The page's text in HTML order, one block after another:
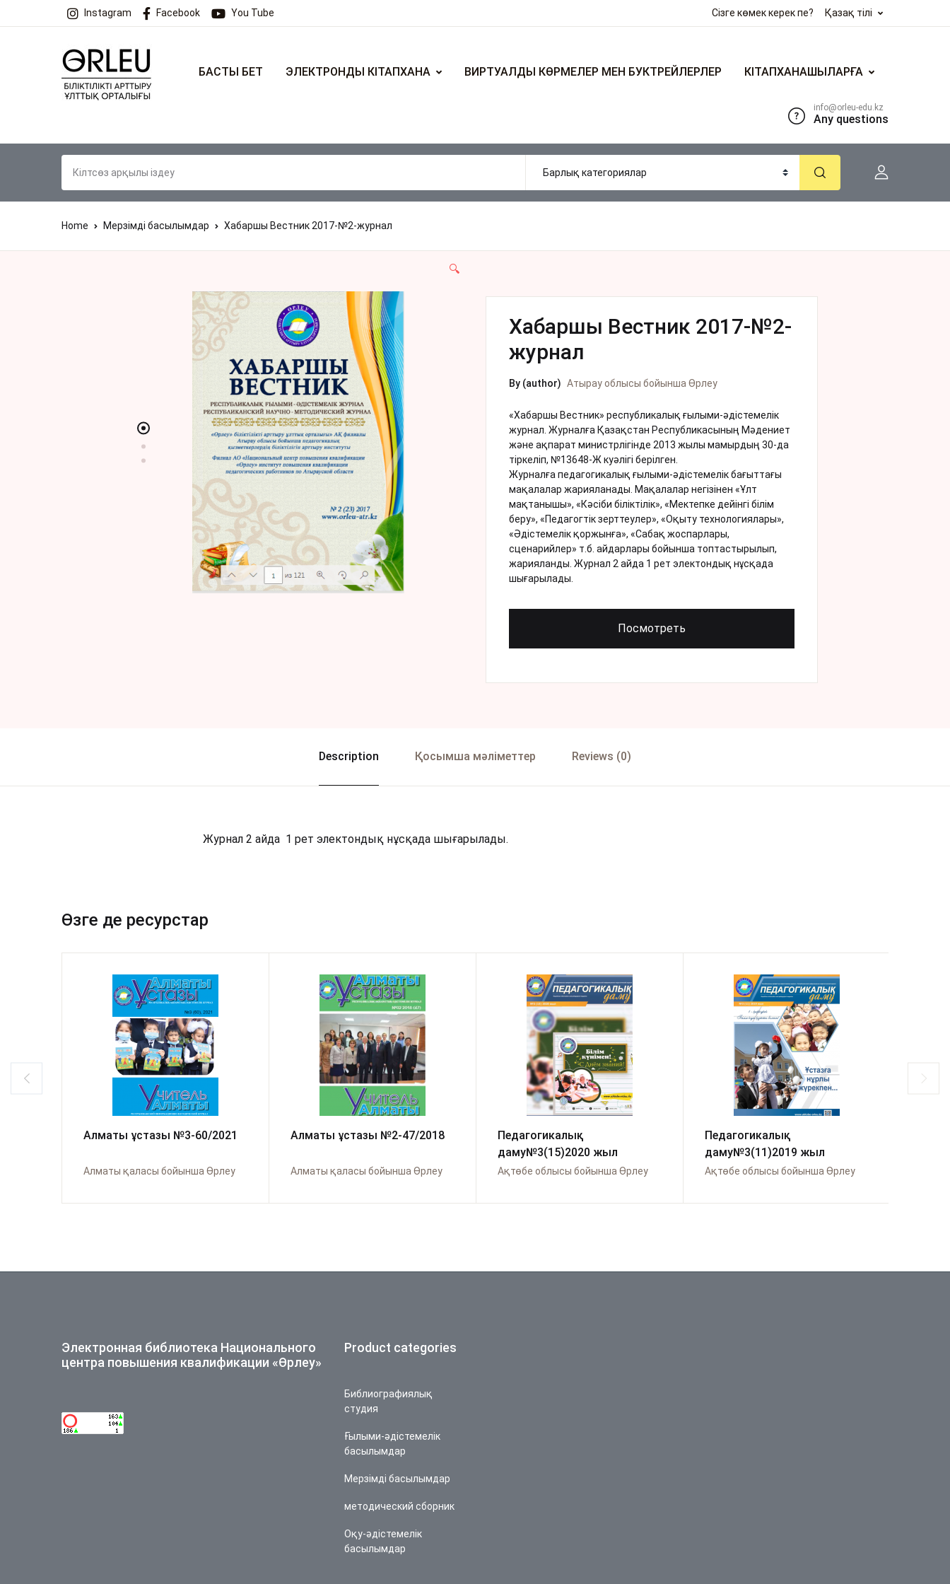
Instagram Facebook You Tube Сізге көмек керек пе? Қазақ тілі
БАСТЫ БЕТ ЭЛЕКТРОНДЫ КІТАПХАНА ВИРТУАЛДЫ КӨРМЕЛЕР МЕН БУКТРЕЙЛЕРЛЕР КІТАПХАНАШЫЛАРҒА
info@orleu-edu.kz
Any questions
Home Мерзімді басылымдар Хабаршы Вестник 2017-№2-журнал
🔍
Хабаршы Вестник 2017-№2-
журнал
By (author) Атырау облысы бойынша Өрлеу
«Хабаршы Вестник» республикалық ғылыми-әдістемелік
журнал. Журналға Қазақстан Республикасының Мәдениет
және ақпарат министрлігінде 2013 жылы мамырдың 30-да
тіркеліп, №13648-Ж куәлігі берілген.
Журналға педагогикалық ғылыми-әдістемелік бағыттағы
мақалалар жарияланады. Мақалалар негізінен «Ұлт
мақтанышы», «Кәсіби біліктілік», «Мектепке дейінгі білім
беру», «Педагогтік зерттеулер», «Оқыту технологиялары»,
«Әдістемелік қоржынға», «Сабақ жоспарлары,
сценарийлер» т.б. айдарлары бойынша топтастырылып,
жарияланды. Журнал 2 айда 1 рет электондық нұсқада
шығарылады.
Посмотреть
Description Қосымша мәліметтер Reviews (0)
Журнал 2 айда 1 рет электондық нұсқада шығарылады.
Өзге де ресурстар
Алматы ұстазы №3-60/2021
Алматы қаласы бойынша Өрлеу
Алматы ұстазы №2-47/2018
Алматы қаласы бойынша Өрлеу
Педагогикалық
даму№3(15)2020 жыл
Ақтөбе облысы бойынша Өрлеу
Педагогикалық
даму№3(11)2019 жыл
Ақтөбе облысы бойынша Өрлеу
Электронная библиотека Национального
центра повышения квалификации «Өрлеу»
Product categories
Библиографиялық
студия
Ғылыми-әдістемелік
басылымдар
Мерзімді басылымдар
методический сборник
Оқу-әдістемелік
басылымдар